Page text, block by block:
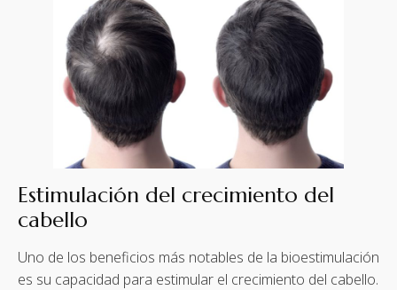
Estimulación del crecimiento del
cabello
Uno de los beneficios más notables de la bioestimulación
es su capacidad para estimular el crecimiento del cabello.